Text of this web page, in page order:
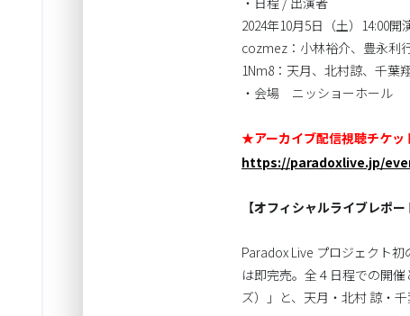
2024年10月5日（土）14:00開
cozmez：小林裕介、豊永利
1Nm8：天月、北村諒、千葉
・会場 ニッショーホール
★アーカイブ配信視聴チケッ
https://paradoxlive.jp/
【オフィシャルライブレポー
Paradox Live プロジェクト
は即完売。全４日程での開
ズ）」と、天月・北村 諒・